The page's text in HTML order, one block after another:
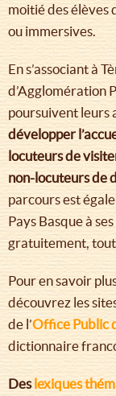
moitié des élèves
ou immersives.
En s’associant à
d’Agglomération
poursuivent leurs
développer
locuteurs de
non-locuteurs de
parcours est
Pays Basque à
gratuitement,
Pour en savoir
découvrez les
de l’Office Public
dictionnaire
Deslexiques